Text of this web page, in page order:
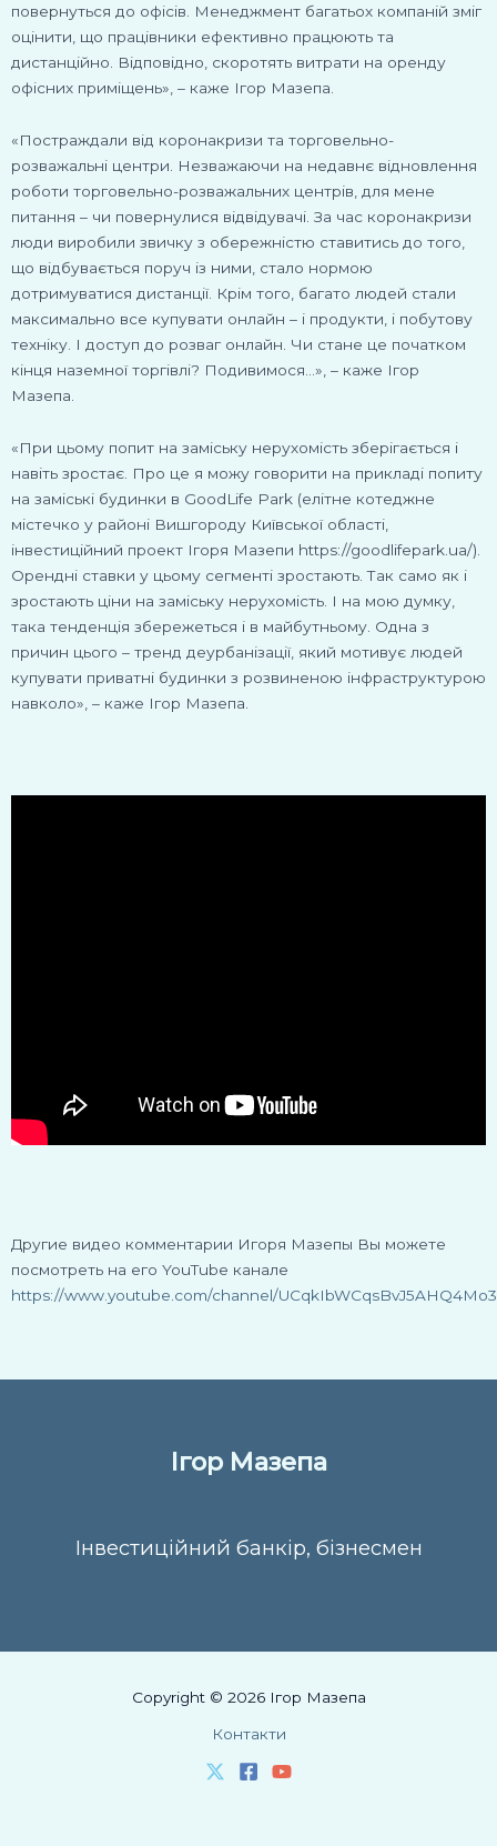
повернуться до офісів. Менеджмент багатьох компаній зміг
оцінити, що працівники ефективно працюють та
дистанційно. Відповідно, скоротять витрати на оренду
офісних приміщень», – каже Ігор Мазепа.
«Постраждали від коронакризи та торговельно-
розважальні центри. Незважаючи на недавнє відновлення
роботи торговельно-розважальних центрів, для мене
питання – чи повернулися відвідувачі. За час коронакризи
люди виробили звичку з обережністю ставитись до того,
що відбувається поруч із ними, стало нормою
дотримуватися дистанції. Крім того, багато людей стали
максимально все купувати онлайн – і продукти, і побутову
техніку. І доступ до розваг онлайн. Чи стане це початком
кінця наземної торгівлі? Подивимося…», – каже Ігор
Мазепа.
«При цьому попит на заміську нерухомість зберігається і
навіть зростає. Про це я можу говорити на прикладі попиту
на заміські будинки в GoodLife Park (елітне котеджне
містечко у районі Вишгороду Київської області,
інвестиційний проект Ігоря Мазепи https://goodlifepark.ua/).
Орендні ставки у цьому сегменті зростають. Так само як і
зростають ціни на заміську нерухомість. І на мою думку,
така тенденція збережеться і в майбутньому. Одна з
причин цього – тренд деурбанізації, який мотивує людей
купувати приватні будинки з розвиненою інфраструктурою
навколо», – каже Ігор Мазепа.
Другие видео комментарии Игоря Мазепы Вы можете
посмотреть на его YouTube канале
https://www.youtube.com/channel/
Ігор Мазепа
Інвестиційний банкір, бізнесмен
Copyright © 2026 Ігор Мазепа
Контакти